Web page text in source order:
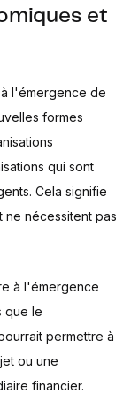
et
l'émergence de
formes
qui sont
Cela signifie
nécessitent pas
à l'émergence
que le
permettre à
ou une
financier.